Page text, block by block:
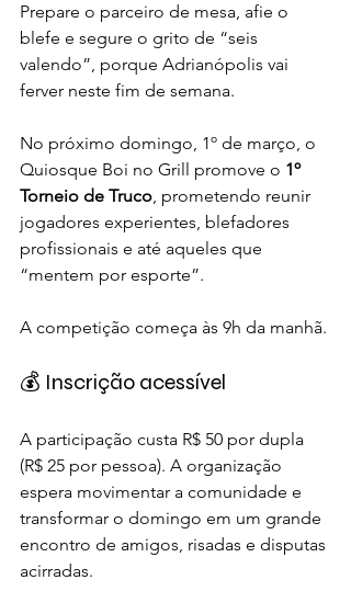
Prepare o parceiro de mesa, afie o
blefe e segure o grito de “seis
valendo”, porque Adrianópolis vai
ferver neste fim de semana.
No próximo domingo, 1º de março, o
Quiosque Boi no Grill promove o 1º
Torneio de Truco, prometendo reunir
jogadores experientes, blefadores
profissionais e até aqueles que
“mentem por esporte”.
A competição começa às 9h da manhã.
💰 Inscrição acessível
A participação custa R$ 50 por dupla
(R$ 25 por pessoa). A organização
espera movimentar a comunidade e
transformar o domingo em um grande
encontro de amigos, risadas e disputas
acirradas.